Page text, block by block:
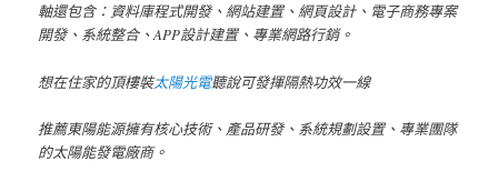
軸還包含：資料庫程式開發、網站建置、網頁設計、電子商務專案
開發、系統整合、APP設計建置、專業網路行銷。
想在住家的頂樓裝太陽光電聽說可發揮隔熱功效一線
推薦東陽能源擁有核心技術、產品研發、系統規劃設置、專業團隊
的太陽能發電廠商。